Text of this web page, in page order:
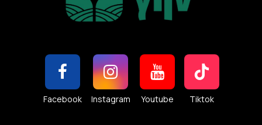
Facebook Instagram Youtube Tiktok